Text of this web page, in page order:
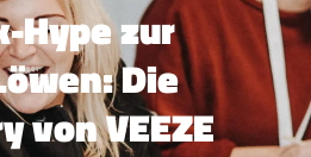
Hype zur
Die
von VEEZE